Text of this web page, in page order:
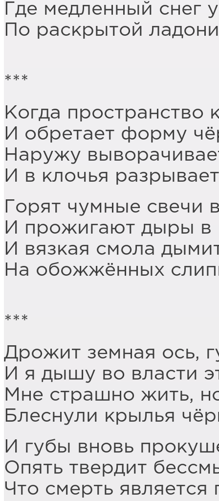
Где медленный снег
По раскрытой
***
Когда пространство
И обретает форму
Наружу
И в клочья
Горят чумные свечи
И прожигают дыры в
И вязкая смола
На обожжённых
***
Дрожит земная ось,
И я дышу во власти
Мне страшно жить,
Блеснули крылья
И губы вновь
Опять твердит
Что смерть